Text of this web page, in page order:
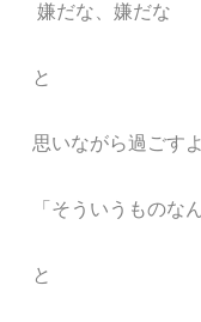
嫌だな、嫌だな
と
思いながら過ごす
「そういうものな
と